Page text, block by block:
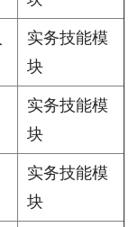
实务技能模
块
实务技能模
块
实务技能模
块